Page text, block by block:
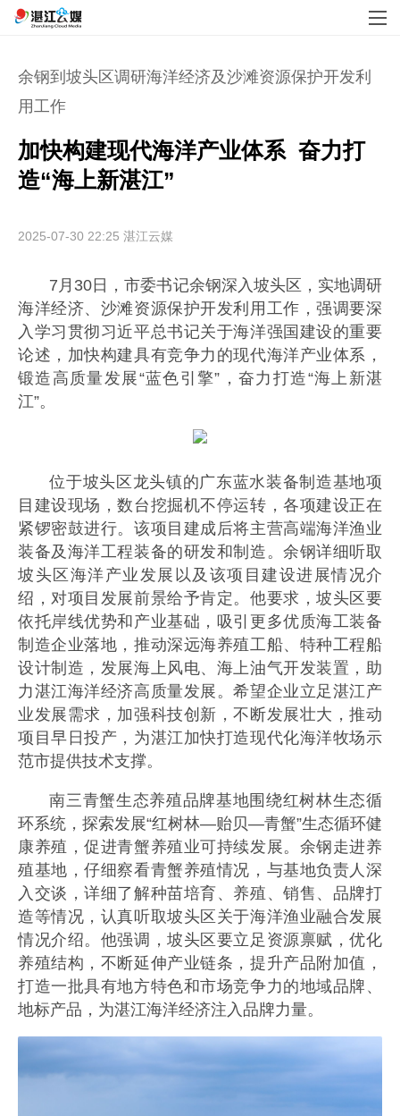
余钢到坡头区调研海洋经济及沙滩资源保护开发利
用工作
加快构建现代海洋产业体系  奋力打
造“海上新湛江”
2025-07-30 22:25 湛江云媒
7月30日，市委书记余钢深入坡头区，实地调研
海洋经济、沙滩资源保护开发利用工作，强调要深
入学习贯彻习近平总书记关于海洋强国建设的重要
论述，加快构建具有竞争力的现代海洋产业体系，
锻造高质量发展“蓝色引擎”，奋力打造“海上新湛
江”。
位于坡头区龙头镇的广东蓝水装备制造基地项
目建设现场，数台挖掘机不停运转，各项建设正在
紧锣密鼓进行。该项目建成后将主营高端海洋渔业
装备及海洋工程装备的研发和制造。余钢详细听取
坡头区海洋产业发展以及该项目建设进展情况介
绍，对项目发展前景给予肯定。他要求，坡头区要
依托岸线优势和产业基础，吸引更多优质海工装备
制造企业落地，推动深远海养殖工船、特种工程船
设计制造，发展海上风电、海上油气开发装置，助
力湛江海洋经济高质量发展。希望企业立足湛江产
业发展需求，加强科技创新，不断发展壮大，推动
项目早日投产，为湛江加快打造现代化海洋牧场示
范市提供技术支撑。
南三青蟹生态养殖品牌基地围绕红树林生态循
环系统，探索发展“红树林—贻贝—青蟹”生态循环健
康养殖，促进青蟹养殖业可持续发展。余钢走进养
殖基地，仔细察看青蟹养殖情况，与基地负责人深
入交谈，详细了解种苗培育、养殖、销售、品牌打
造等情况，认真听取坡头区关于海洋渔业融合发展
情况介绍。他强调，坡头区要立足资源禀赋，优化
养殖结构，不断延伸产业链条，提升产品附加值，
打造一批具有地方特色和市场竞争力的地域品牌、
地标产品，为湛江海洋经济注入品牌力量。